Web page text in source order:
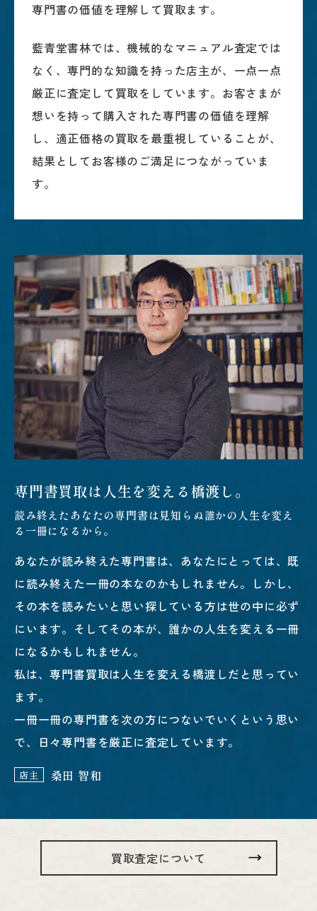
専門書の価値を理解して買取ます。
藍青堂書林では、機械的なマニュアル査定では
なく、専門的な知識を持った店主が、一点一点
厳正に査定して買取をしています。お客さまが
想いを持って購入された専門書の価値を理解
し、適正価格の買取を最重視していることが、
結果としてお客様のご満足につながっていま
す。
専門書買取は人生を変える橋渡し。
読み終えたあなたの専門書は見知らぬ誰かの人生を変え
る一冊になるから。
あなたが読み終えた専門書は、あなたにとっては、既
に読み終えた一冊の本なのかもしれません。しかし、
その本を読みたいと思い探している方は世の中に必ず
にいます。そしてその本が、誰かの人生を変える一冊
になるかもしれません。
私は、専門書買取は人生を変える橋渡しだと思ってい
ます。
一冊一冊の専門書を次の方につないでいくという思い
で、日々専門書を厳正に査定しています。
店主 桑田 智和
買取査定について